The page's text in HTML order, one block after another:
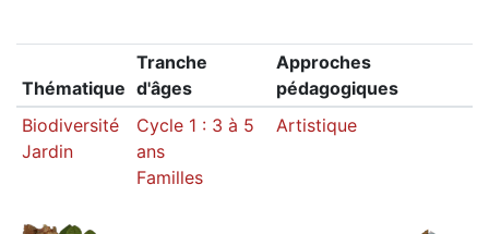
Thématique
Tranche
d'âges
Approches
pédagogiques
Biodiversité
Jardin
Cycle 1 : 3 à 5
ans
Familles
Artistique